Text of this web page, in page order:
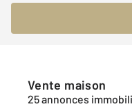
Vente maison
25 annonces